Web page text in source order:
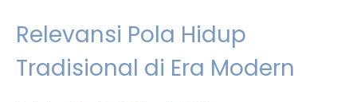
Relevansi Pola Hidup
Tradisional di Era Modern